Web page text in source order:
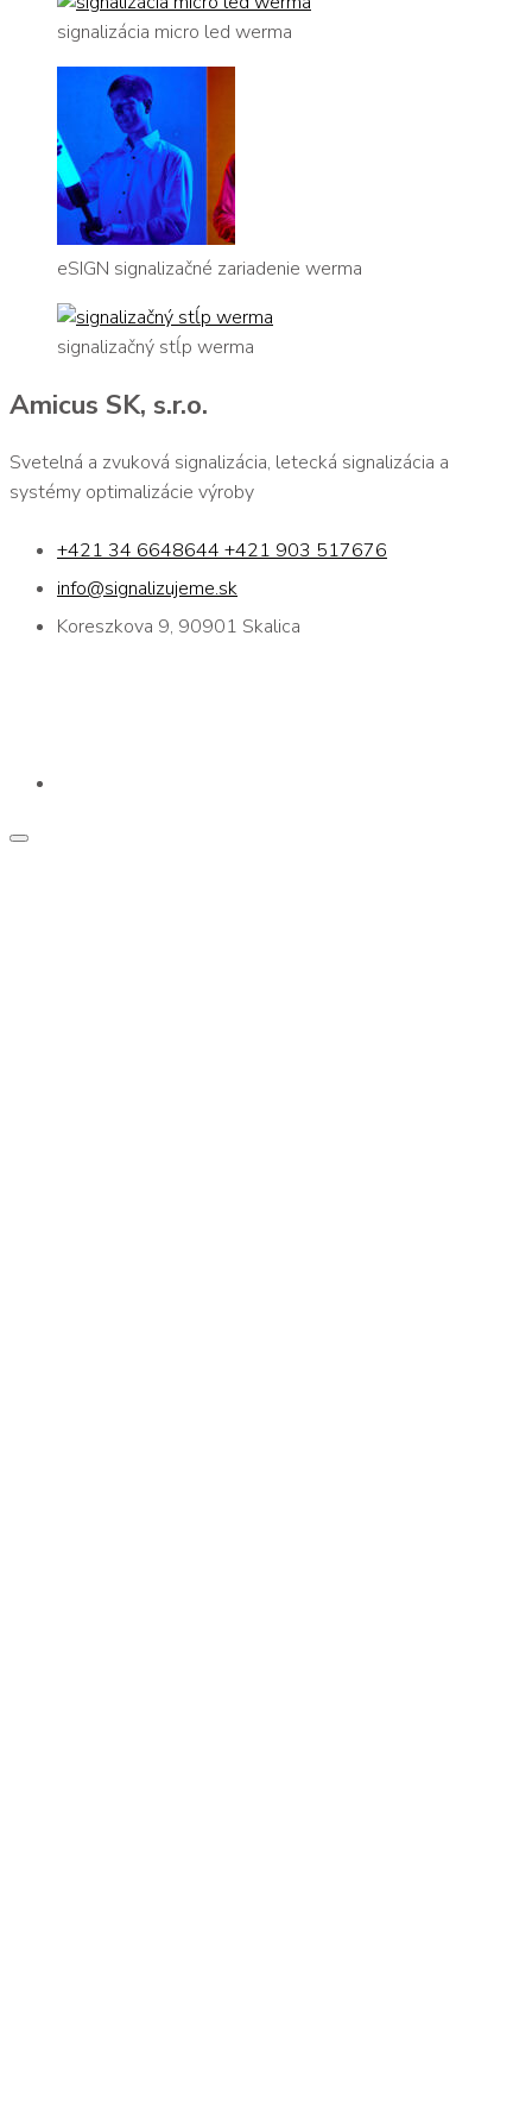
signalizácia micro led werma
eSIGN signalizačné zariadenie werma
signalizačný stĺp werma
Amicus SK, s.r.o.
Svetelná a zvuková signalizácia, letecká signalizácia a
systémy optimalizácie výroby
+421 34 6648644 +421 903 517676
info@signalizujeme.sk
Koreszkova 9, 90901 Skalica